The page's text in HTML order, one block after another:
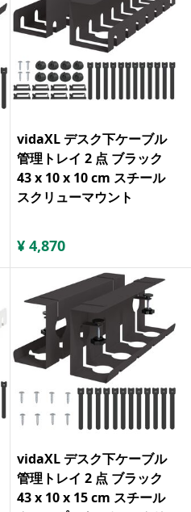
vidaXL デスク下ケーブル
管理トレイ 2 点 ブラック
43 x 10 x 10 cm スチール
スクリューマウント
¥ 4,870
vidaXL デスク下ケーブル
管理トレイ 2 点 ブラック
43 x 10 x 15 cm スチール